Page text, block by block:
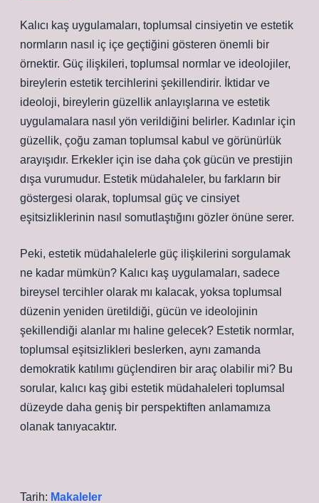
Kalıcı kaş uygulamaları, toplumsal cinsiyetin ve estetik
normların nasıl iç içe geçtiğini gösteren önemli bir
örnektir. Güç ilişkileri, toplumsal normlar ve ideolojiler,
bireylerin estetik tercihlerini şekillendirir. İktidar ve
ideoloji, bireylerin güzellik anlayışlarına ve estetik
uygulamalara nasıl yön verildiğini belirler. Kadınlar için
güzellik, çoğu zaman toplumsal kabul ve görünürlük
arayışıdır. Erkekler için ise daha çok gücün ve prestijin
dışa vurumudur. Estetik müdahaleler, bu farkların bir
göstergesi olarak, toplumsal güç ve cinsiyet
eşitsizliklerinin nasıl somutlaştığını gözler önüne serer.
Peki, estetik müdahalelerle güç ilişkilerini sorgulamak
ne kadar mümkün? Kalıcı kaş uygulamaları, sadece
bireysel tercihler olarak mı kalacak, yoksa toplumsal
düzenin yeniden üretildiği, gücün ve ideolojinin
şekillendiği alanlar mı haline gelecek? Estetik normlar,
toplumsal eşitsizlikleri beslerken, aynı zamanda
demokratik katılımı güçlendiren bir araç olabilir mi? Bu
sorular, kalıcı kaş gibi estetik müdahaleleri toplumsal
düzeyde daha geniş bir perspektiften anlamamıza
olanak tanıyacaktır.
Tarih: Makaleler